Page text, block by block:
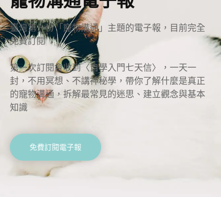
臺灣第一份「寵物溝通」主題的電子報，目前完全
免費訂閱
第一次訂閱會收到〈自學入門七天信〉，一天一
封，不用冥想、不講神秘學，帶你了解什麼是真正
的寵物溝通，拆解最常見的迷思、建立觀念與基本
知識
免費訂閱電子報